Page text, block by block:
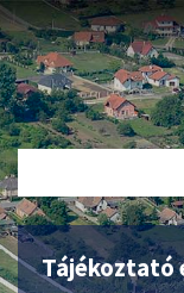
Tájékoztató